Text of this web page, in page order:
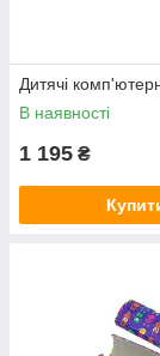
Дитячі
В наявності
1 195 ₴